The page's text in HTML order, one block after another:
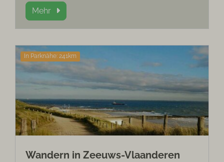
Mehr
In Parknähe: 241km
Wandern in Zeeuws-Vlaanderen